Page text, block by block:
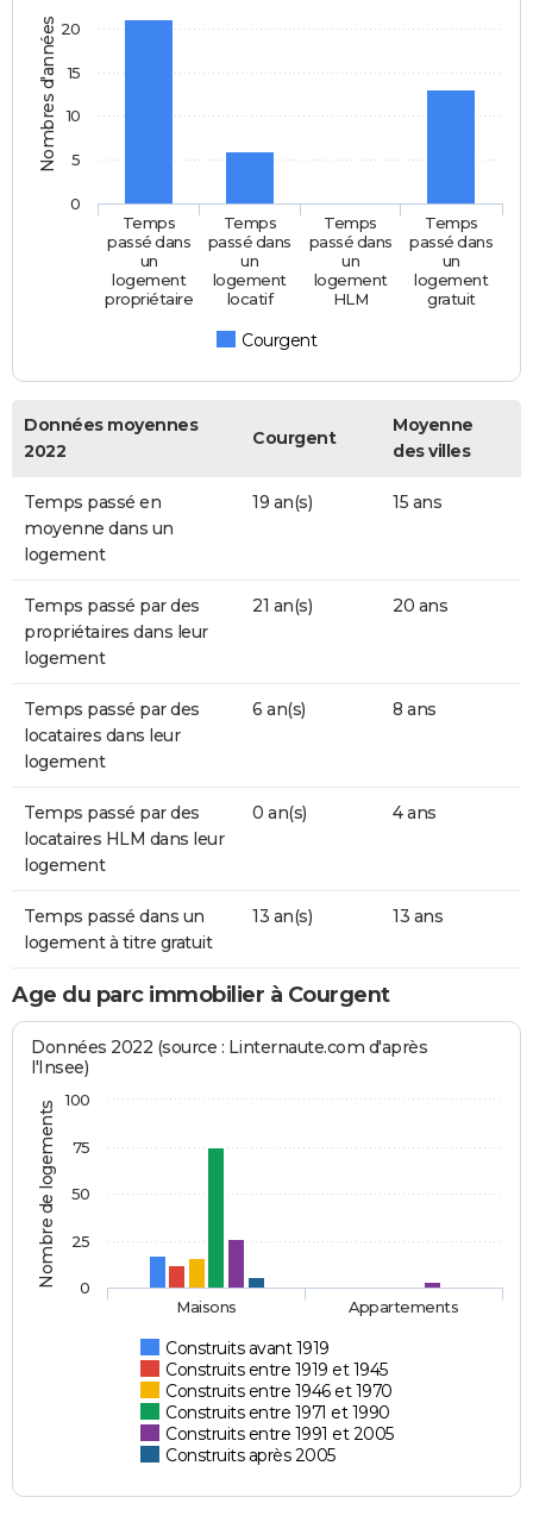
Nombres d'années
Courgent
Temps
passé dans
un
logement
propriétaire
Temps
passé dans
un
logement
locatif
Temps
passé dans
un
logement
HLM
Temps
passé dans
un
logement
gratuit
0
5
10
15
20
Données moyennes
2022
Courgent
Moyenne
des villes
Temps passé en
moyenne dans un
logement
19 an(s) 15 ans
Temps passé par des
propriétaires dans leur
logement
21 an(s) 20 ans
Temps passé par des
locataires dans leur
logement
6 an(s) 8 ans
Temps passé par des
locataires HLM dans leur
logement
0 an(s) 4 ans
Temps passé dans un
logement à titre gratuit
13 an(s) 13 ans
Age du parc immobilier à Courgent
Nombre de logements
Données 2022 (source : Linternaute.com d'après
l'Insee)
Construits avant 1919
Construits entre 1919 et 1945
Construits entre 1946 et 1970
Construits entre 1971 et 1990
Construits entre 1991 et 2005
Construits après 2005
Maisons Appartements
0
25
50
75
100